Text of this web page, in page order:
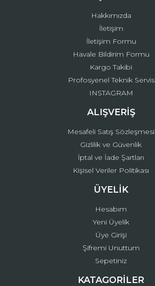
Gönder
Hakkımızda
İletişim
İletişim Formu
Havale Bildirim Formu
Kargo Takibi
Profosyenel Teknik Servis
INSTAGRAM
ALIŞVERİŞ
Mesafeli Satış Sözleşmesi
Gizlilik ve Güvenlik
İptal ve İade Şartları
Kişisel Veriler Politikası
ÜYELİK
Hesabım
Yeni Üyelik
Üye Girişi
Şifremi Unuttum
Sepetiniz
KATAGORİLER